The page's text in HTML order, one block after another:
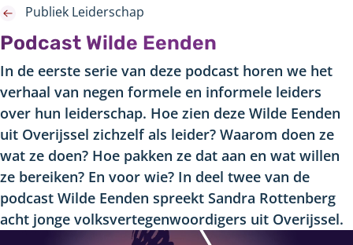
Podcast Wilde Eenden
Publiek Leiderschap
In de eerste serie van deze podcast horen we het
verhaal van negen formele en informele leiders
over hun leiderschap. Hoe zien deze Wilde Eenden
uit Overijssel zichzelf als leider? Waarom doen ze
wat ze doen? Hoe pakken ze dat aan en wat willen
ze bereiken? En voor wie? In deel twee van de
podcast Wilde Eenden spreekt Sandra Rottenberg
acht jonge volksvertegenwoordigers uit Overijssel.